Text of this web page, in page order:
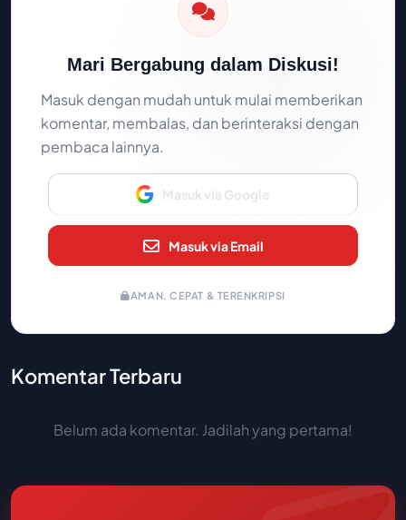
Mari Bergabung dalam Diskusi!
Masuk dengan mudah untuk mulai memberikan
komentar, membalas, dan berinteraksi dengan
pembaca lainnya.
Masuk via Google
Masuk via Email
AMAN, CEPAT & TERENKRIPSI
Komentar Terbaru
Belum ada komentar. Jadilah yang pertama!